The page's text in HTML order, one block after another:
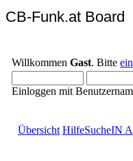
CB-Funk.at Board
Willkommen Gast. Bitte
Einloggen mit
Übersicht HilfeSucheIN